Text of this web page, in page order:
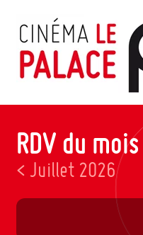
contenu
RDV du
< Juillet 2026